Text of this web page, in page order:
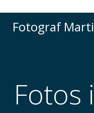
Fotograf
Fotos